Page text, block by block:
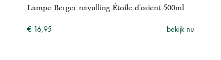
Lampe Berger navulling Étoile d'orient 500ml.
€ 16,95 bekijk nu